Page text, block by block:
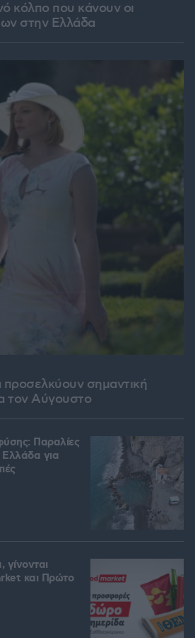
κόλπο που κάνουν οι
στην Ελλάδα
προσελκύουν σημαντική
τον Αύγουστο
Παραλίες
Ελλάδα για
γίνονται
και Πρώτο